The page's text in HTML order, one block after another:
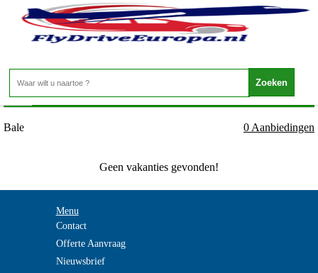
Kroatie - Istrie - Bale
Home>
Bale 0 Aanbiedingen
Geen vakanties gevonden!
Menu
Contact
Offerte Aanvraag
Nieuwsbrief